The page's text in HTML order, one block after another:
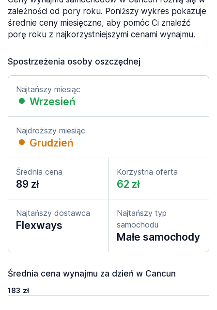
zależności od pory roku. Poniższy wykres pokazuje
średnie ceny miesięczne, aby pomóc Ci znaleźć
porę roku z najkorzystniejszymi cenami wynajmu.
Spostrzeżenia osoby oszczędnej
Najtańszy miesiąc
Wrzesień
Najdroższy miesiąc
Grudzień
Średnia cena
89 zł
Korzystna oferta
62 zł
Najtańszy dostawca
Flexways
Najtańszy typ
samochodu
Małe samochody
Średnia cena wynajmu za dzień w Cancun
183 zł